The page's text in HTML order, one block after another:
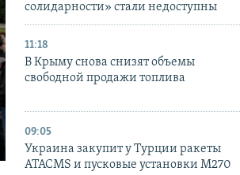
солидарности» стали недоступны
11:18
В Крыму снова снизят объемы
свободной продажи топлива
09:05
Украина закупит у Турции ракеты
ATACMS и пусковые установки M270